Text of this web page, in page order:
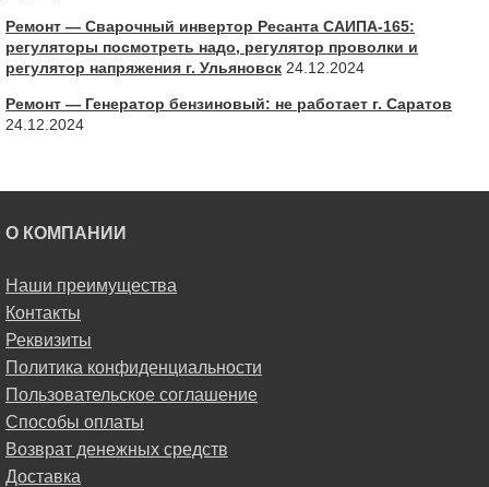
Ремонт — Сварочный инвертор Ресанта САИПА-165:
регуляторы посмотреть надо, регулятор проволки и
регулятор напряжения г. Ульяновск 24.12.2024
Ремонт — Генератор бензиновый: не работает г. Саратов
24.12.2024
О КОМПАНИИ
Наши преимущества
Контакты
Реквизиты
Политика конфиденциальности
Пользовательское соглашение
Способы оплаты
Возврат денежных средств
Доставка